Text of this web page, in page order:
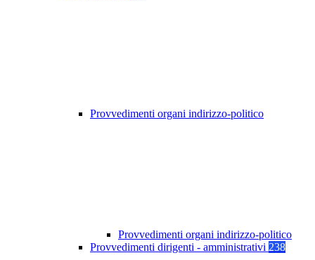
Provvedimenti organi indirizzo-politico
Provvedimenti organi indirizzo-politico
Provvedimenti dirigenti - amministrativi 238